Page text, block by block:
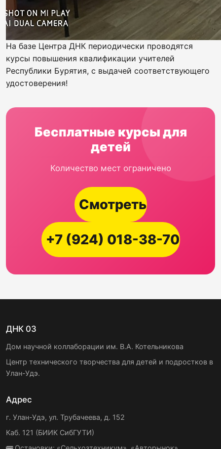
На базе Центра ДНК периодически проводятся
курсы повышения квалификации учителей
Республики Бурятия, с выдачей соответствующего
удостоверения!
Бесплатные курсы для
детей
Количество мест ограничено
Смотреть
+7 (924) 018-38-70
ДНК 03
Дом научной коллаборации им. В.А. Котельникова
Центр технического творчества для детей и подростков в
Улан-Удэ.
Адрес
г. Улан-Удэ, ул. Трубачеева, д. 152
Каб. 121 (БИИК СибГУТИ)